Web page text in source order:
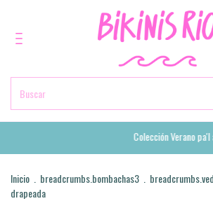
Colección Verano pa'l alma
Inicio breadcrumbs.bombachas3
drapeada